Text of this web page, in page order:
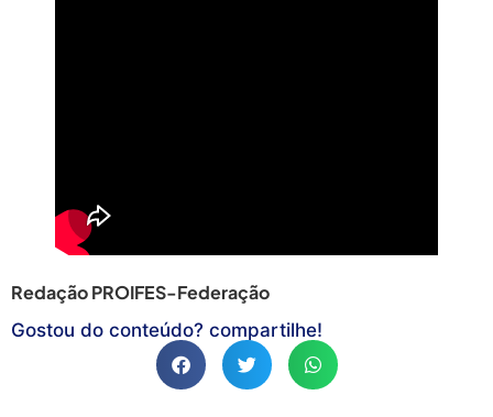
Redação PROIFES-Federação
Gostou do conteúdo? compartilhe!